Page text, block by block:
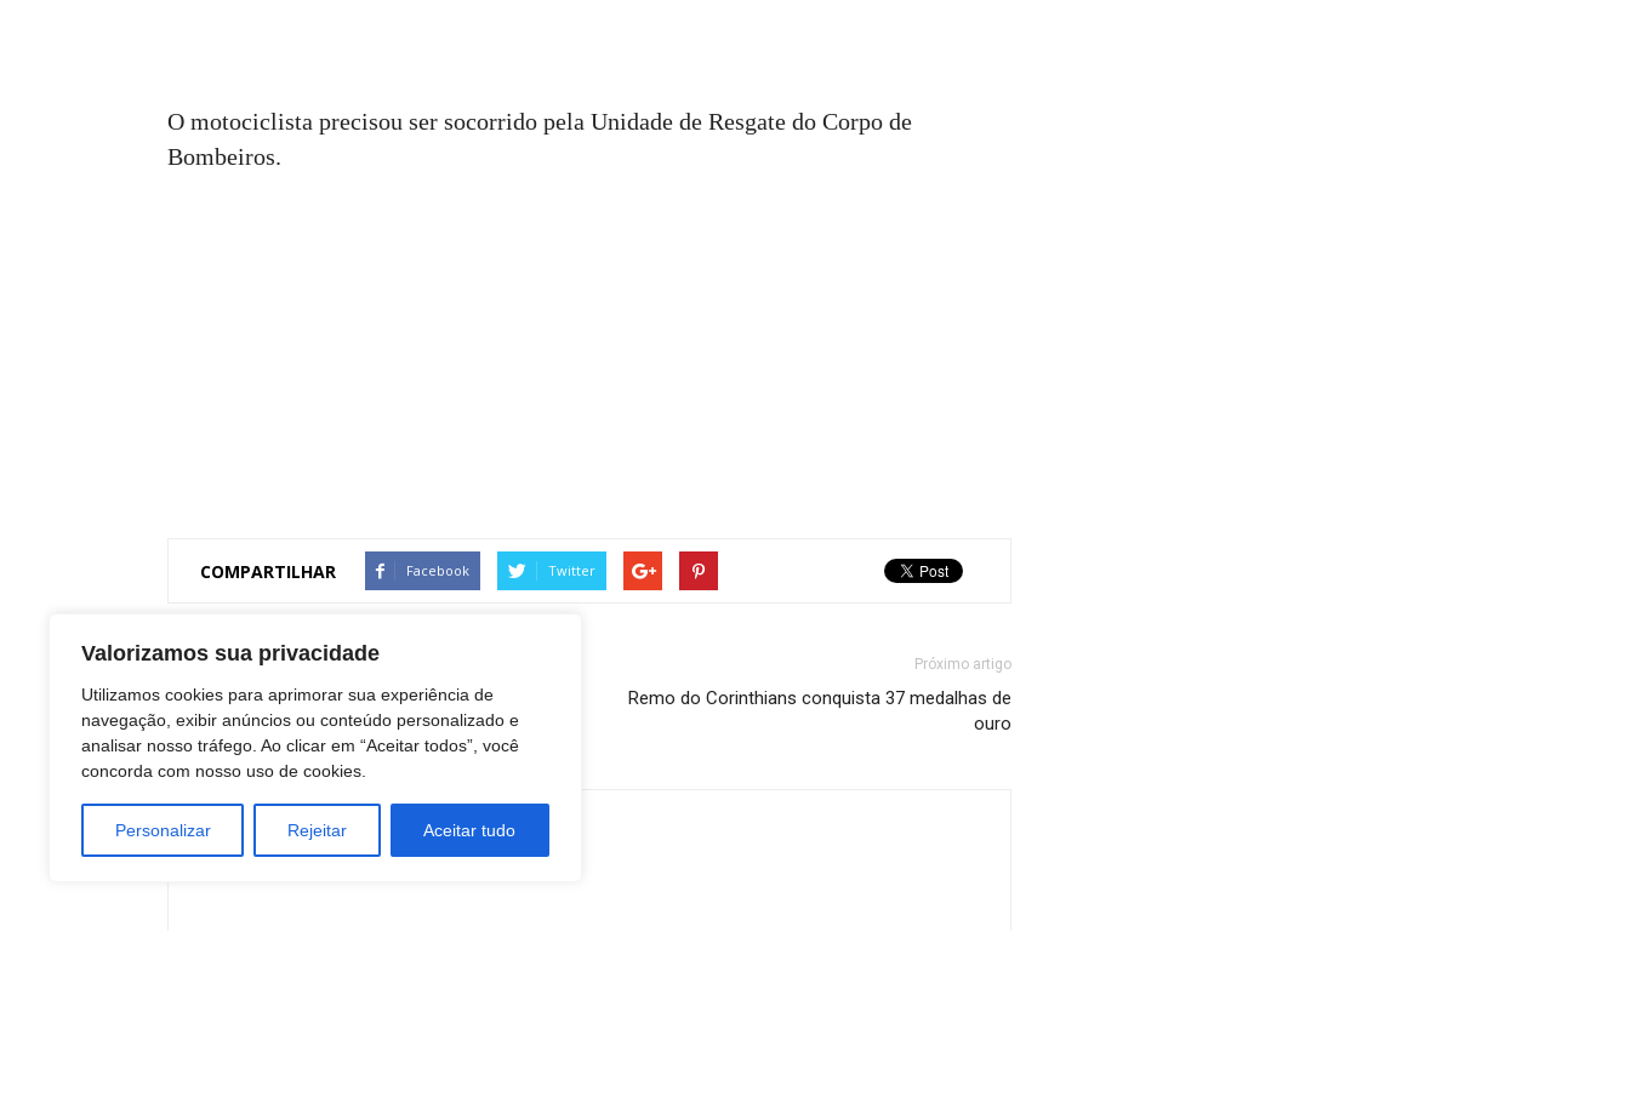
Valorizamos sua privacidade
Utilizamos cookies para aprimorar sua experiência de
navegação, exibir anúncios ou conteúdo personalizado e
analisar nosso tráfego. Ao clicar em “Aceitar todos”, você
concorda com nosso uso de cookies.
Personalizar Rejeitar Aceitar tudo
O motociclista precisou ser socorrido pela Unidade de Resgate do Corpo de
Bombeiros.
COMPARTILHAR Facebook Twitter
Artigo anterior
Doenças crônicas são relacionadas a
desigualdades sociais
Próximo artigo
Remo do Corinthians conquista 37 medalhas de
ouro
Redação Botucatu Online